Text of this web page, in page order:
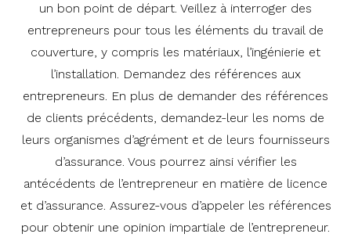
un bon point de départ. Veillez à interroger des
entrepreneurs pour tous les éléments du travail de
couverture, y compris les matériaux, l’ingénierie et
l’installation. Demandez des références aux
entrepreneurs. En plus de demander des références
de clients précédents, demandez-leur les noms de
leurs organismes d’agrément et de leurs fournisseurs
d’assurance. Vous pourrez ainsi vérifier les
antécédents de l’entrepreneur en matière de licence
et d’assurance. Assurez-vous d’appeler les références
pour obtenir une opinion impartiale de l’entrepreneur.